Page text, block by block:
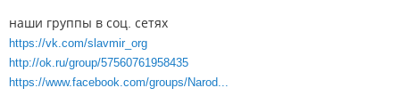
наши группы в соц. сетях
https://vk.com/slavmir_org
http://ok.ru/group/57560761958435
https://www.facebook.com/groups/Narod...